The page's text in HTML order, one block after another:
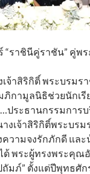
“ราชินีคู่ราชัน” คู่พ
เจ้าสิริกิติ์ พระบรม
กามูลนิธิช่วยนักเ
ประธานกรรมการบ
งเจ้าสิริกิติ์พระบร
วามจงรักภักดี แล
พระผู้ทรงพระคุณอั
มภ์” ตั้งแต่ปีพุทธศัก